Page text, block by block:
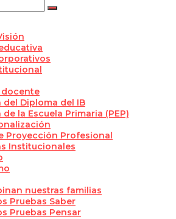
docente
del Diploma del IB
la Escuela Primaria (PEP)
Proyección Profesional
Institucionales
nuestras familias
Pruebas Saber
Pruebas Pensar